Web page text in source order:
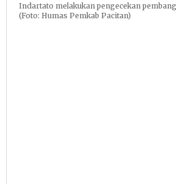
Indartato melakukan pengecekan
(Foto: Humas Pemkab Pacitan)